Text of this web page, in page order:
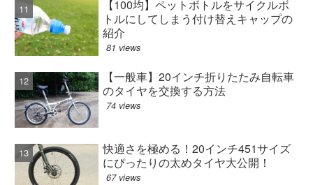
【100均】ペットボトルをサイクルボ
トルにしてしまう付け替えキャップの
紹介
81 views
【一般車】20インチ折りたたみ自転車
のタイヤを交換する方法
74 views
快適さを極める！20インチ451サイズ
にぴったりの太めタイヤ大公開！
67 views